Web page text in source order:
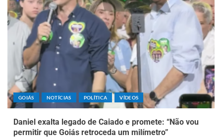
GOIÁS NOTÍCIAS POLÍTICA VÍDEOS
Daniel exalta legado de Caiado e promete: “Não vou
permitir que Goiás retroceda um milímetro”